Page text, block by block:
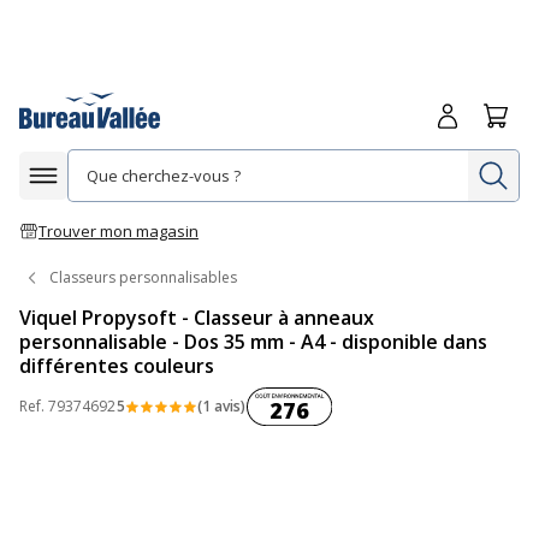
Afficher la navigation
Trouver mon magasin
Me
Classeurs personnalisables
Viquel Propysoft - Classeur à anneaux
personnalisable - Dos 35 mm - A4 - disponible dans
différentes couleurs
Ref. 793746925 (1 avis)Coût environnemental :
276